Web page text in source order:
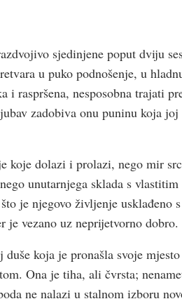
sjedinjene poput dviju
u puko podnošenje, u
i raspršena, nesposobna trajati
zadobiva onu puninu koja
koje dolazi i prolazi, nego mir
unutarnjega sklada s
je njegovo življenje usklađeno
vezano uz neprijetvorno dobro.
koja je pronašla svoje
Ona je tiha, ali čvrsta;
ne nalazi u stalnom izboru